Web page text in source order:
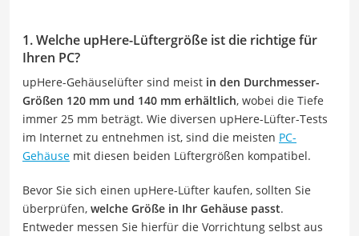
1. Welche upHere-Lüftergröße ist die richtige für
Ihren PC?
upHere-Gehäuselüfter sind meist in den Durchmesser-
Größen 120 mm und 140 mm erhältlich, wobei die Tiefe
immer 25 mm beträgt. Wie diversen upHere-Lüfter-Tests
im Internet zu entnehmen ist, sind die meisten PC-
Gehäuse mit diesen beiden Lüftergrößen kompatibel.
Bevor Sie sich einen upHere-Lüfter kaufen, sollten Sie
überprüfen, welche Größe in Ihr Gehäuse passt.
Entweder messen Sie hierfür die Vorrichtung selbst aus